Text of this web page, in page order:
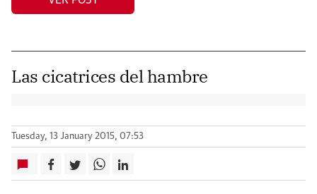
Las cicatrices del hambre
Tuesday, 13 January 2015, 07:53